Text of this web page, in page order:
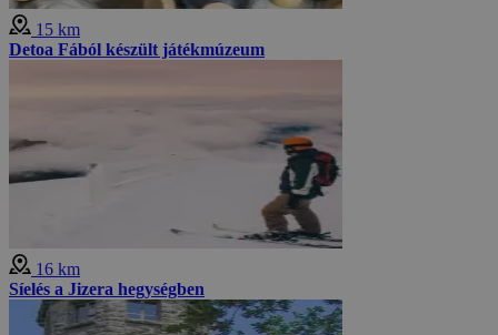
15 km
Detoa Fából készült játékmúzeum
16 km
Síelés a Jizera hegységben